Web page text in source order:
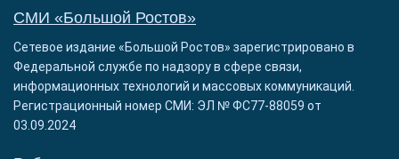
СМИ «Большой Ростов»
Сетевое издание «Большой Ростов» зарегистрировано в
Федеральной службе по надзору в сфере связи,
информационных технологий и массовых коммуникаций.
Регистрационный номер СМИ: ЭЛ № ФС77-88059 от
03.09.2024